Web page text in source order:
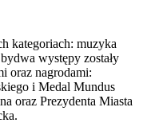
kategoriach: muzyka
występy zostały
oraz nagrodami:
i Medal Mundus
oraz Prezydenta Miasta